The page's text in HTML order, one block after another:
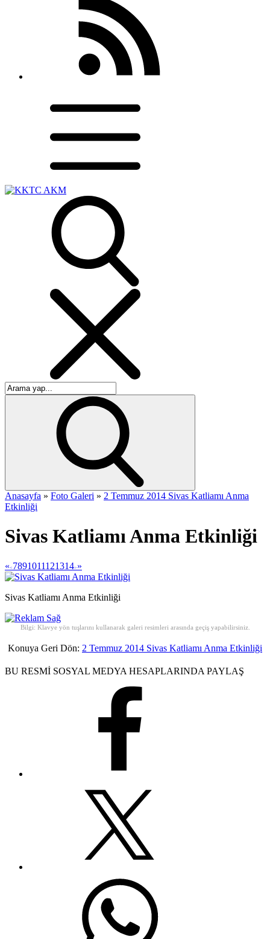
Anasayfa » Foto Galeri » 2 Temmuz 2014 Sivas Katliamı Anma
Etkinliği
Sivas Katliamı Anma Etkinliği
«< 7891011121314> »
Sivas Katliamı Anma Etkinliği
Bilgi: Klavye yön tuşlarını kullanarak galeri resimleri arasında geçiş yapabilirsiniz.
Konuya Geri Dön: 2 Temmuz 2014 Sivas Katliamı Anma Etkinliği
BU RESMİ SOSYAL MEDYA HESAPLARINDA PAYLAŞ